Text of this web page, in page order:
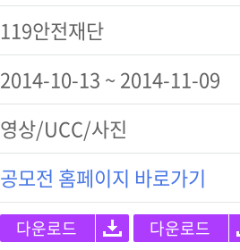
119안전재단
2014-10-13 ~ 2014-11-09
영상/UCC/사진
공모전 홈페이지 바로가기
다운로드 다운로드